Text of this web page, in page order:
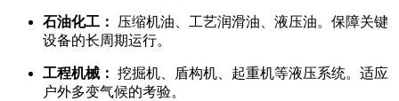
石油化工：
压缩机油、工艺润滑油、液压油。保障关键
设备的长周期运行。
工程机械： 挖掘机、盾构机、起重机等液压系统。适应
户外多变气候的考验。